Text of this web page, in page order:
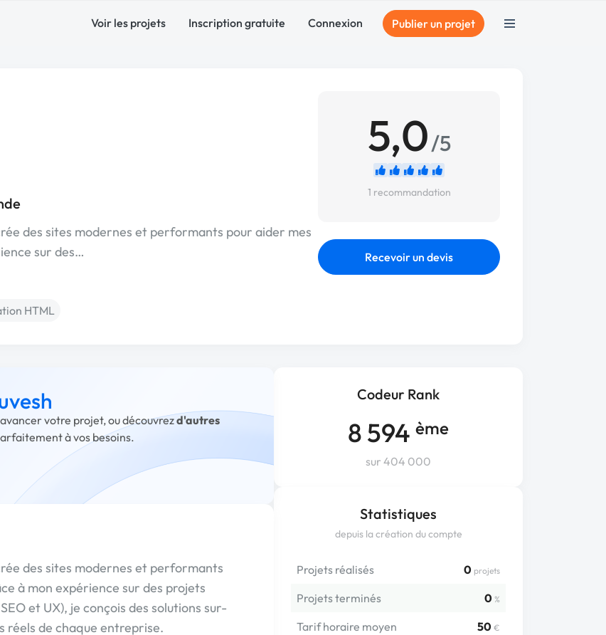
Voir les projets Inscription gratuite Connexion Publier un projet
des sites modernes et performants pour aider mes
sur des…
HTML
5,0/5
1 recommandation
Recevoir un devis
Codeur Rank
8 594 ème
sur 404 000
Statistiques
depuis la création du compte
Projets réalisés 0 projets
Projets terminés 0 %
Tarif horaire moyen 50 €
votre projet, ou découvrezd'autres
à vos besoins.
des sites modernes et performants
à mon expérience sur des projets
et UX), je conçois des solutions sur-
réels de chaque entreprise.